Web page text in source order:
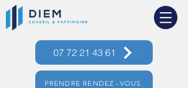
07 72 21 43 61
PRENDRE RENDEZ -VOUS